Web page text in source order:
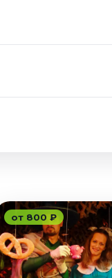
от 800 ₽